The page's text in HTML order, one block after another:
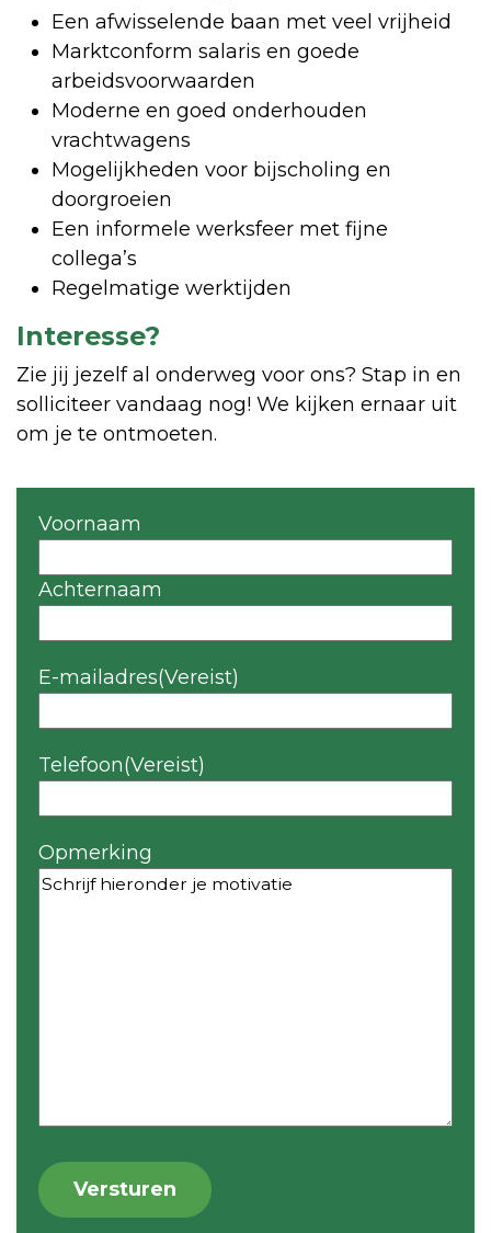
Een afwisselende baan met veel vrijheid
Marktconform salaris en goede
arbeidsvoorwaarden
Moderne en goed onderhouden
vrachtwagens
Mogelijkheden voor bijscholing en
doorgroeien
Een informele werksfeer met fijne
collega’s
Regelmatige werktijden
Interesse?
Zie jij jezelf al onderweg voor ons? Stap in en
solliciteer vandaag nog! We kijken ernaar uit
om je te ontmoeten.
Naam(Vereist)
Voornaam
Achternaam
E-mailadres(Vereist)
Telefoon(Vereist)
Opmerking